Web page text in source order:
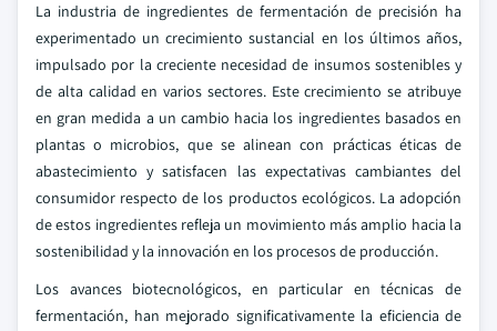
La industria de ingredientes de fermentación de precisión ha
experimentado un crecimiento sustancial en los últimos años,
impulsado por la creciente necesidad de insumos sostenibles y
de alta calidad en varios sectores. Este crecimiento se atribuye
en gran medida a un cambio hacia los ingredientes basados en
plantas o microbios, que se alinean con prácticas éticas de
abastecimiento y satisfacen las expectativas cambiantes del
consumidor respecto de los productos ecológicos. La adopción
de estos ingredientes refleja un movimiento más amplio hacia la
sostenibilidad y la innovación en los procesos de producción.
Los avances biotecnológicos, en particular en técnicas de
fermentación, han mejorado significativamente la eficiencia de